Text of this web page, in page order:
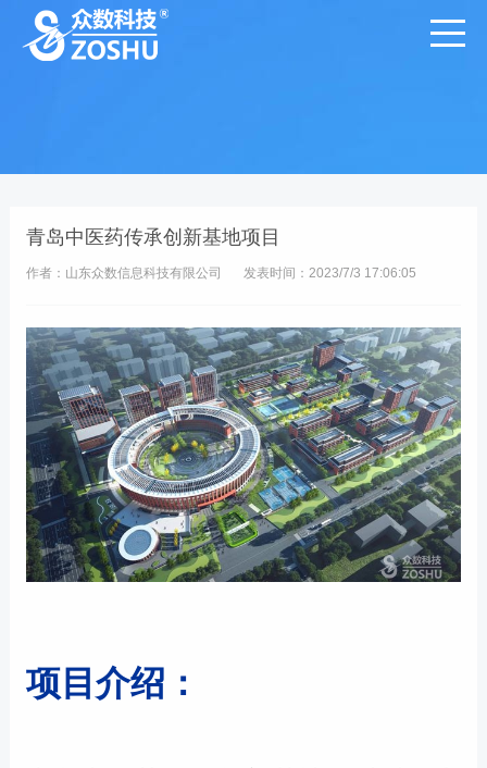
青岛中医药传承创新基地项目
作者：山东众数信息科技有限公司 发表时间：2023/7/3 17:06:05
项目介绍：